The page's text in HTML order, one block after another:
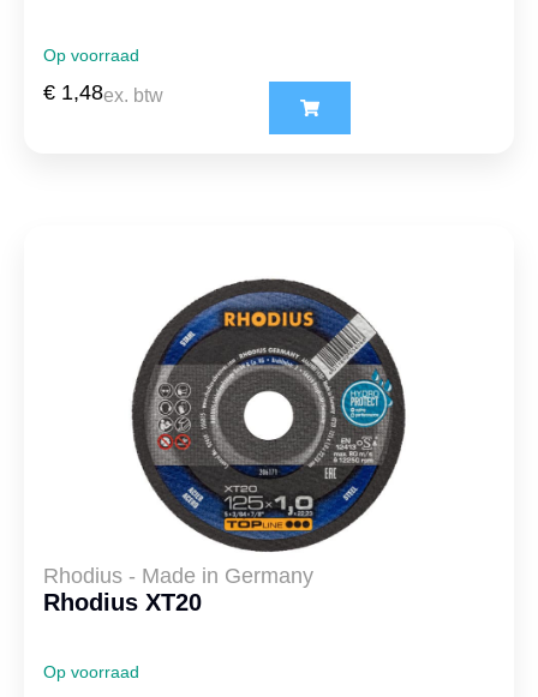
Op voorraad
€ 1,48ex. btw
Rhodius - Made in Germany
Rhodius XT20
Op voorraad